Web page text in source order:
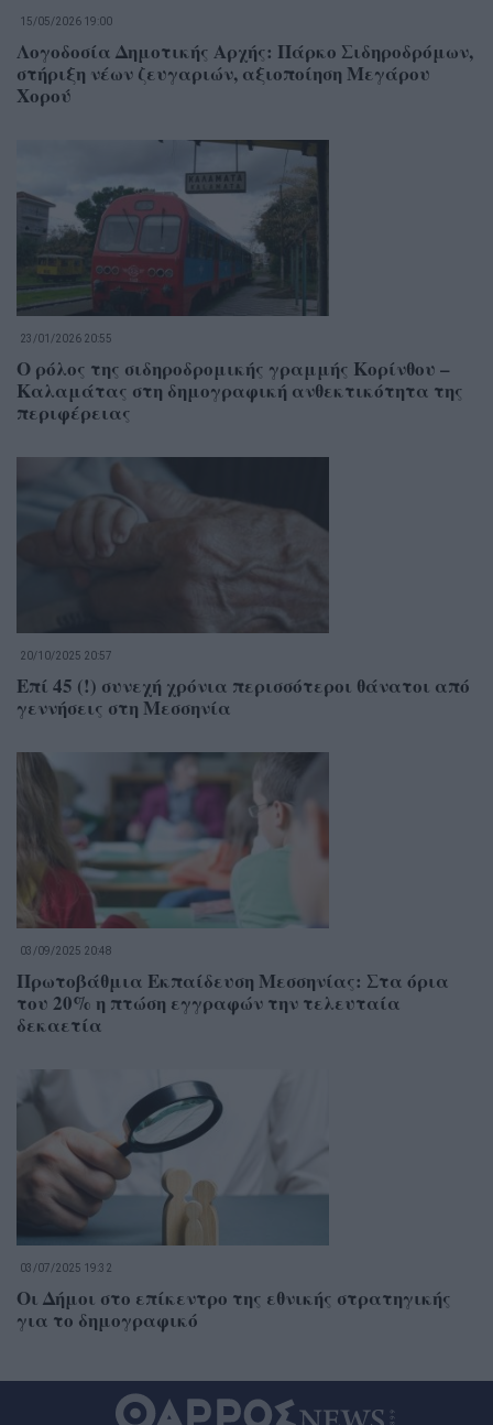
15/05/2026 19:00
Λογοδοσία Δημοτικής Αρχής: Πάρκο Σιδηροδρόμων,
στήριξη νέων ζευγαριών, αξιοποίηση Μεγάρου
Χορού
23/01/2026 20:55
Ο ρόλος της σιδηροδρομικής γραμμής Κορίνθου –
Καλαμάτας στη δημογραφική ανθεκτικότητα της
περιφέρειας
20/10/2025 20:57
Επί 45 (!) συνεχή χρόνια περισσότεροι θάνατοι από
γεννήσεις στη Μεσσηνία
03/09/2025 20:48
Πρωτοβάθμια Εκπαίδευση Μεσσηνίας: Στα όρια
του 20% η πτώση εγγραφών την τελευταία
δεκαετία
03/07/2025 19:32
Οι Δήμοι στο επίκεντρο της εθνικής στρατηγικής
για το δημογραφικό